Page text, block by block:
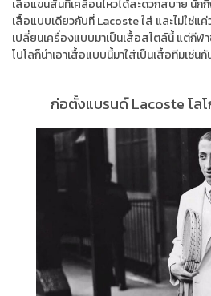
เสื้อแขนสั้นที่เคลื่อนไหวได้สะดวกสบาย นัก
เสื้อแบบเดียวกับที่ Lacoste ใส่ และไม่ใช่แ
เปลี่ยนเครื่องแบบมาเป็นเสื้อสไตล์นี้ แต่กี
โปโลก็นำเอาเสื้อแบบนี้มาใส่เป็นเสื้อทีมเช่นกั
ก่อตั้งแบรนด์ Lacoste โลโ